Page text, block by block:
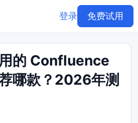
登录 免费试用
的 Confluence
哪款？2026年测